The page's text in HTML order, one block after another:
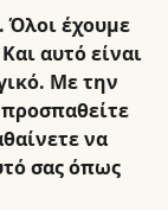
Όλοι έχουμε
αυτό είναι
Με την
να
σας όπως